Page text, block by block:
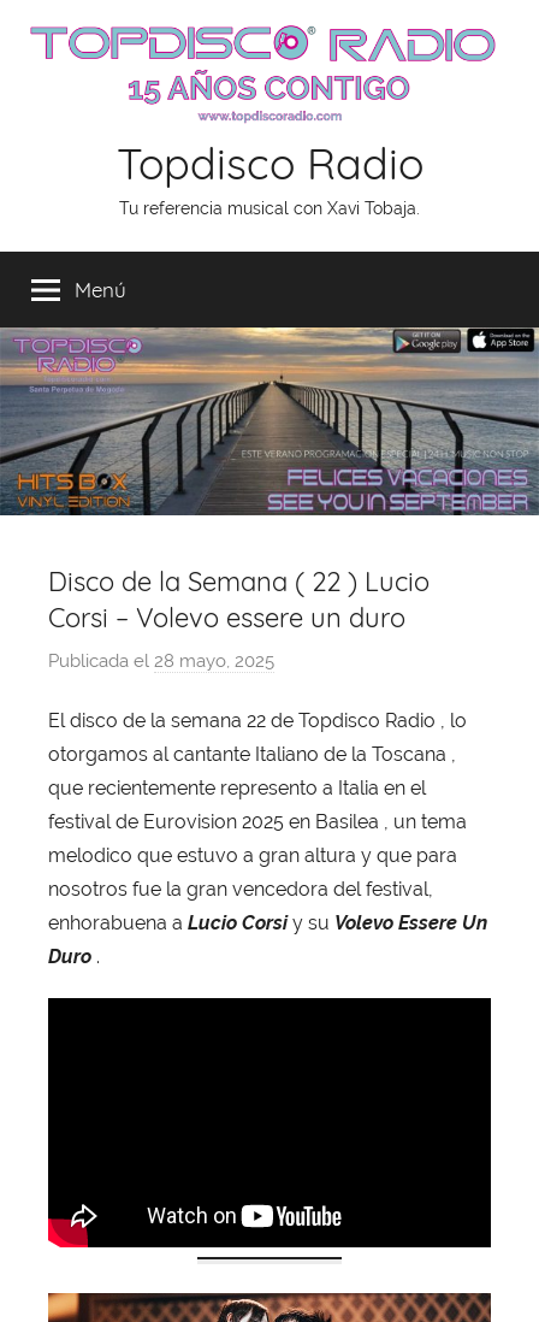
Topdisco Radio
Tu referencia musical con Xavi Tobaja.
Menú
Disco de la Semana ( 22 ) Lucio
Corsi – Volevo essere un duro
Publicada el 28 mayo, 2025
r
X
a
v
i
T
j
El disco de la semana 22 de Topdisco Radio , lo
otorgamos al cantante Italiano de la Toscana ,
que recientemente represento a Italia en el
festival de Eurovision 2025 en Basilea , un tema
melodico que estuvo a gran altura y que para
nosotros fue la gran vencedora del festival,
enhorabuena a Lucio Corsiy su Volevo Essere Un
Duro .